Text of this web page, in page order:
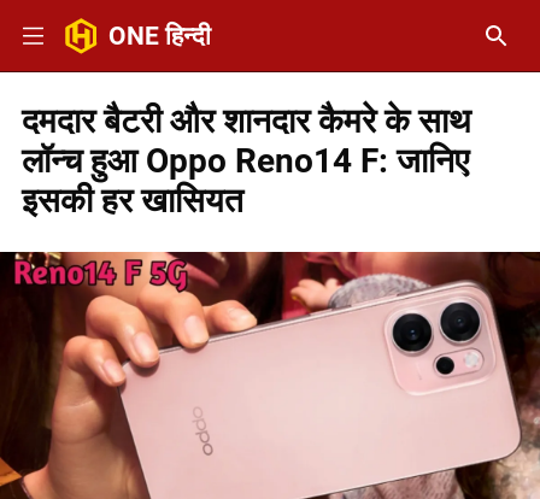
ONE हिन्दी
दमदार बैटरी और शानदार कैमरे के साथ
लॉन्च हुआ Oppo Reno14 F: जानिए
इसकी हर खासियत